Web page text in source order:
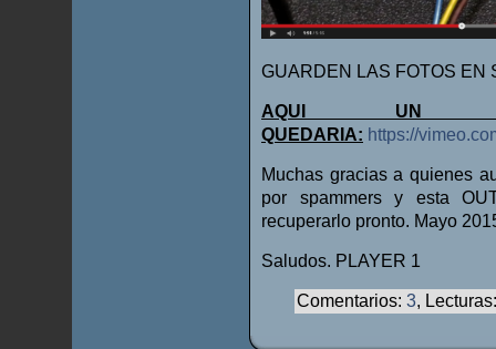
GUARDEN LAS FOTOS EN
AQUI UN
QUEDARIA: https://
Muchas gracias a quienes
por spammers y esta
recuperarlo pronto. Mayo
Saludos. PLAYER 1
Comentarios: 3,